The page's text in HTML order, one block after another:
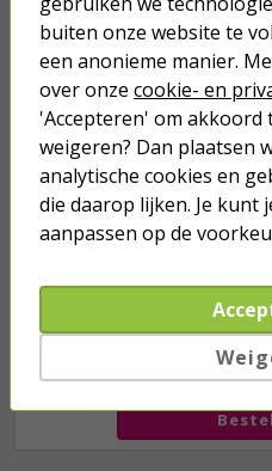
3x 100ml) | Ook
we hebben hetwel
buiten onze website te
een anonieme manier.
over onze cookie- en
'Accepteren' om akkoord
weigeren? Dan plaatsen
analytische cookies en
die daarop lijken. Je
aanpassen op de